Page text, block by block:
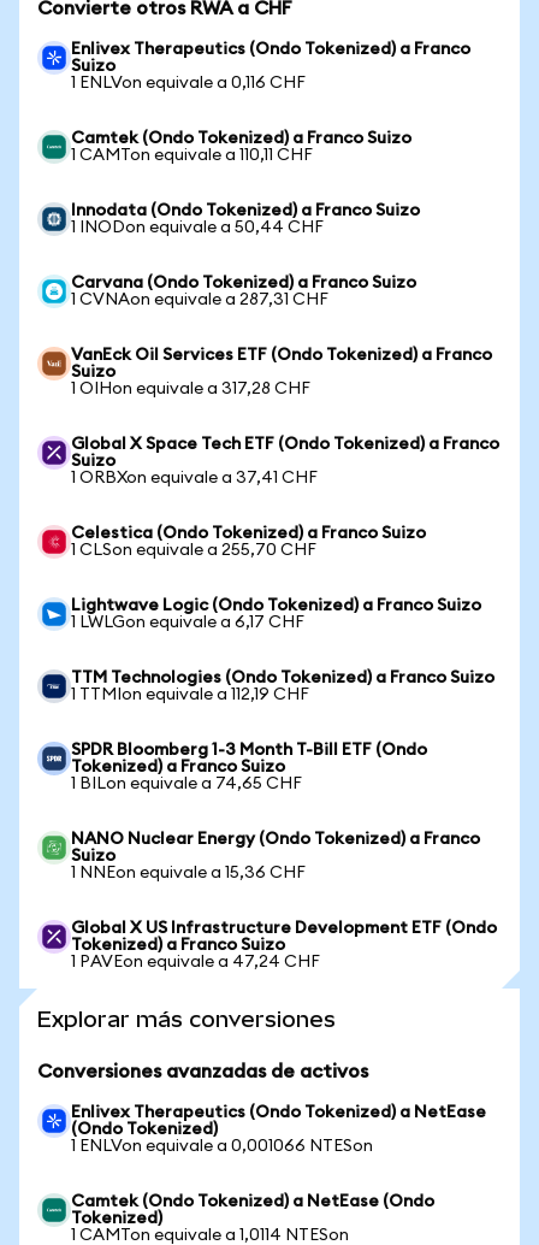
Convierte otros RWA a CHF
Enlivex Therapeutics (Ondo Tokenized) a Franco
Suizo
1 ENLVon equivale a 0,116 CHF
Camtek (Ondo Tokenized) a Franco Suizo
1 CAMTon equivale a 110,11 CHF
Innodata (Ondo Tokenized) a Franco Suizo
1 INODon equivale a 50,44 CHF
Carvana (Ondo Tokenized) a Franco Suizo
1 CVNAon equivale a 287,31 CHF
VanEck Oil Services ETF (Ondo Tokenized) a Franco
Suizo
1 OIHon equivale a 317,28 CHF
Global X Space Tech ETF (Ondo Tokenized) a Franco
Suizo
1 ORBXon equivale a 37,41 CHF
Celestica (Ondo Tokenized) a Franco Suizo
1 CLSon equivale a 255,70 CHF
Lightwave Logic (Ondo Tokenized) a Franco Suizo
1 LWLGon equivale a 6,17 CHF
TTM Technologies (Ondo Tokenized) a Franco Suizo
1 TTMIon equivale a 112,19 CHF
SPDR Bloomberg 1-3 Month T-Bill ETF (Ondo
Tokenized) a Franco Suizo
1 BILon equivale a 74,65 CHF
NANO Nuclear Energy (Ondo Tokenized) a Franco
Suizo
1 NNEon equivale a 15,36 CHF
Global X US Infrastructure Development ETF (Ondo
Tokenized) a Franco Suizo
1 PAVEon equivale a 47,24 CHF
Explorar más conversiones
Conversiones avanzadas de activos
Enlivex Therapeutics (Ondo Tokenized) a NetEase
(Ondo Tokenized)
1 ENLVon equivale a 0,001066 NTESon
Camtek (Ondo Tokenized) a NetEase (Ondo
Tokenized)
1 CAMTon equivale a 1,0114 NTESon